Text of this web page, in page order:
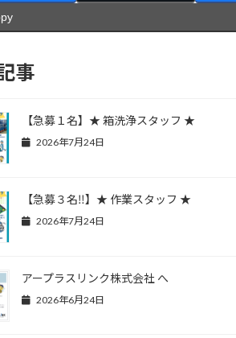
事
【急募１名】★ 箱洗浄スタッフ ★
2026年7月24日
【急募３名‼】★ 作業スタッフ ★
2026年7月24日
アープラスリンク株式会社 へ
2026年6月24日